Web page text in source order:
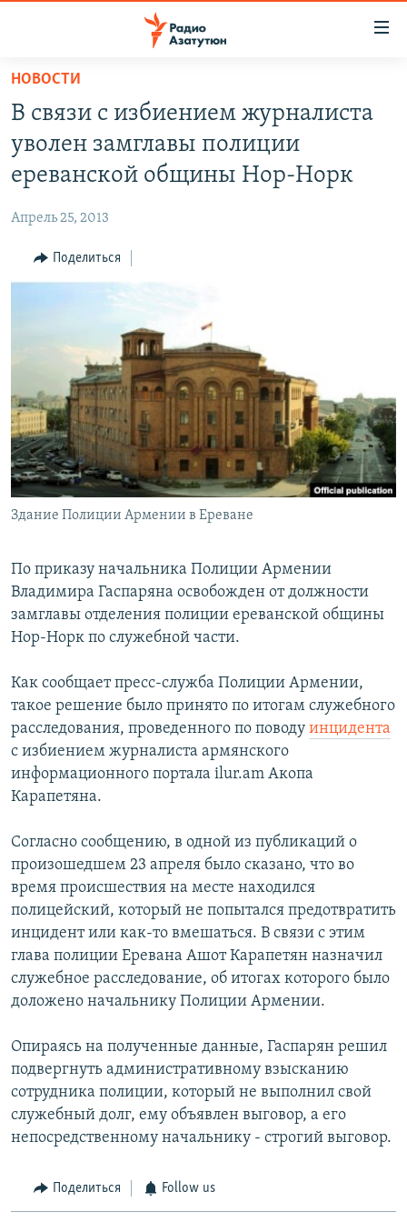
Перейти
основному
содержанию
Перейти
основной
навигации
Перейти
ЭКОНОМИКА
РЕГИОН
НАГОРНЫЙ КАРАБАХ
АРХИВ
Հայերեն
English
Русский
НОВОСТИ
В связи с избиением журналиста
уволен замглавы полиции
ереванской общины Нор-Норк
Апрель 25, 2013
Поделиться
Здание Полиции Армении в Ереване
По приказу начальника Полиции Армении
Владимира Гаспаряна освобожден от должности
замглавы отделения полиции ереванской общины
Нор-Норк по служебной части.
Как сообщает пресс-служба Полиции Армении,
такое решение было принято по итогам служебного
расследования, проведенного по поводу инцидента
с избиением журналиста армянского
информационного портала ilur.am Акопа
Карапетяна.
Согласно сообщению, в одной из публикаций о
произошедшем 23 апреля было сказано, что во
время происшествия на месте находился
полицейский, который не попытался предотвратить
инцидент или как-то вмешаться. В связи с этим
глава полиции Еревана Ашот Карапетян назначил
служебное расследование, об итогах которого было
доложено начальнику Полиции Армении.
Опираясь на полученные данные, Гаспарян решил
подвергнуть административному взысканию
сотрудника полиции, который не выполнил свой
служебный долг, ему объявлен выговор, а его
непосредственному начальнику - строгий выговор.
Поделиться Follow us